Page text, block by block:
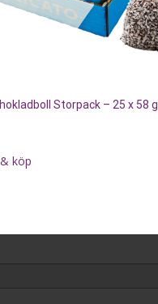
Storpack – 25 x 58 g
köp